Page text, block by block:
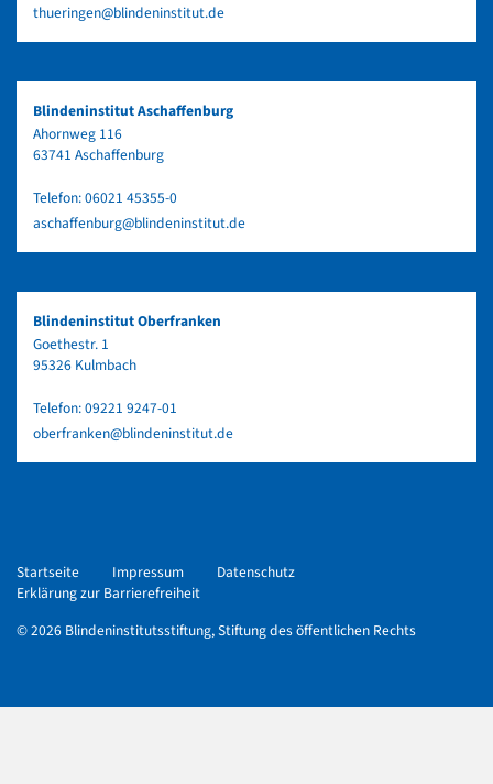
thueringen@blindeninstitut.de
Blindeninstitut Aschaffenburg
Ahornweg 116
63741 Aschaffenburg
Telefon:06021 45355-0
aschaffenburg@blindeninstitut.de
Blindeninstitut Oberfranken
Goethestr. 1
95326 Kulmbach
Telefon:09221 9247-01
oberfranken@blindeninstitut.de
Startseite Impressum
Datenschutz
Erklärung zur Barrierefreiheit
© 2026 Blindeninstitutsstiftung, Stiftung des öffentlichen Rechts